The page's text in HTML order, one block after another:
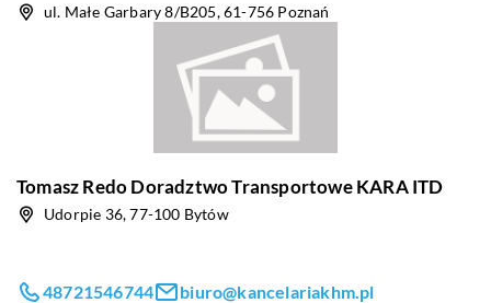
ul. Małe Garbary 8/B205, 61-756 Poznań
Tomasz Redo Doradztwo Transportowe KARA ITD
Udorpie 36, 77-100 Bytów
48721546744
biuro@kancelariakhm.pl